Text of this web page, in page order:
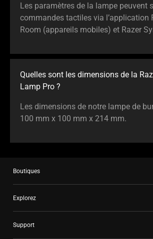
Les paramètres de la lampe peuvent
commandes tactiles via l’application
Room (appareils mobiles) et Razer
Quelles sont les dimensions de la
Lamp Pro ?
Les dimensions de notre lampe de
100 mm x 100 mm x 214 mm.
Boutiques
Explorez
Support